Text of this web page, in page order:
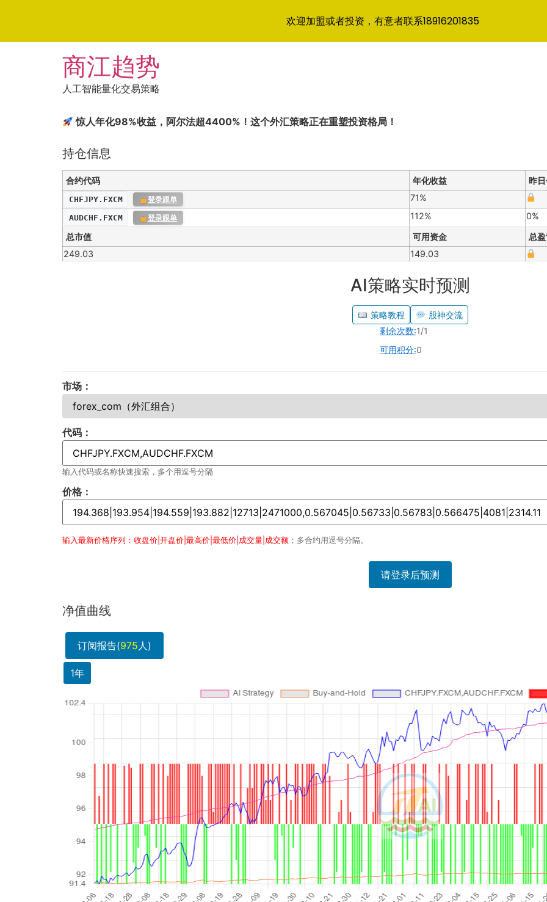
商江趋势
人工智能量化交易策略
惊人年化98%收益，阿尔法超4400%！这个外汇策略正在重塑投资格局！
持仓信息
合约代码 年化收益 昨
CHFJPY.FXCM 登录跟单 71%
AUDCHF.FXCM 登录跟单 112%
0%
总市值
可用资金
总
249.03
149.03
AI策略实时预测
策略教程
股神交流
剩余次数:1/1
可用积分:0
市场：
代码：
输入代码或名称快速搜索，多个用逗号分隔
价格：
输入最新价格序列：收盘价|开盘价|最高价|最低价|成交量|成交额 ；多合约用逗号分隔。
请登录后预测
净值曲线
订阅报告(975人)
1年
欢迎加盟或者投资，有意者联系18916201835